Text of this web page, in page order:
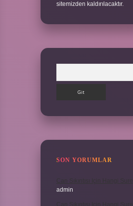
sitemizden kaldırılacaktır.
SON YORUMLAR
admin